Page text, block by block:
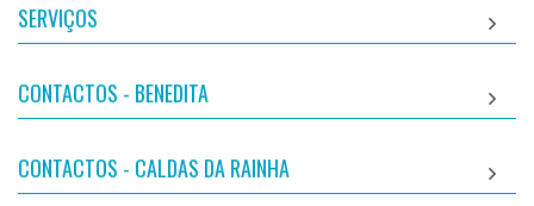
SERVIÇOS
CONTACTOS - BENEDITA
CONTACTOS - CALDAS DA RAINHA